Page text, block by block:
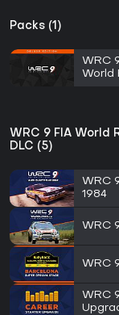
Packs (1)
WRC
World
WRC 9 FIA World
DLC (5)
WRC
1984
WRC
WRC
WRC